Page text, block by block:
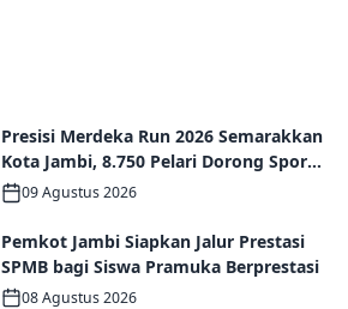
Presisi Merdeka Run 2026 Semarakkan
Kota Jambi, 8.750 Pelari Dorong Sport
Tourism dan Ekonomi Daerah
09 Agustus 2026
Pemkot Jambi Siapkan Jalur Prestasi
SPMB bagi Siswa Pramuka Berprestasi
08 Agustus 2026